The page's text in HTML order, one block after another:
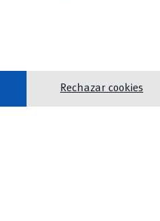
Rechazar cookies